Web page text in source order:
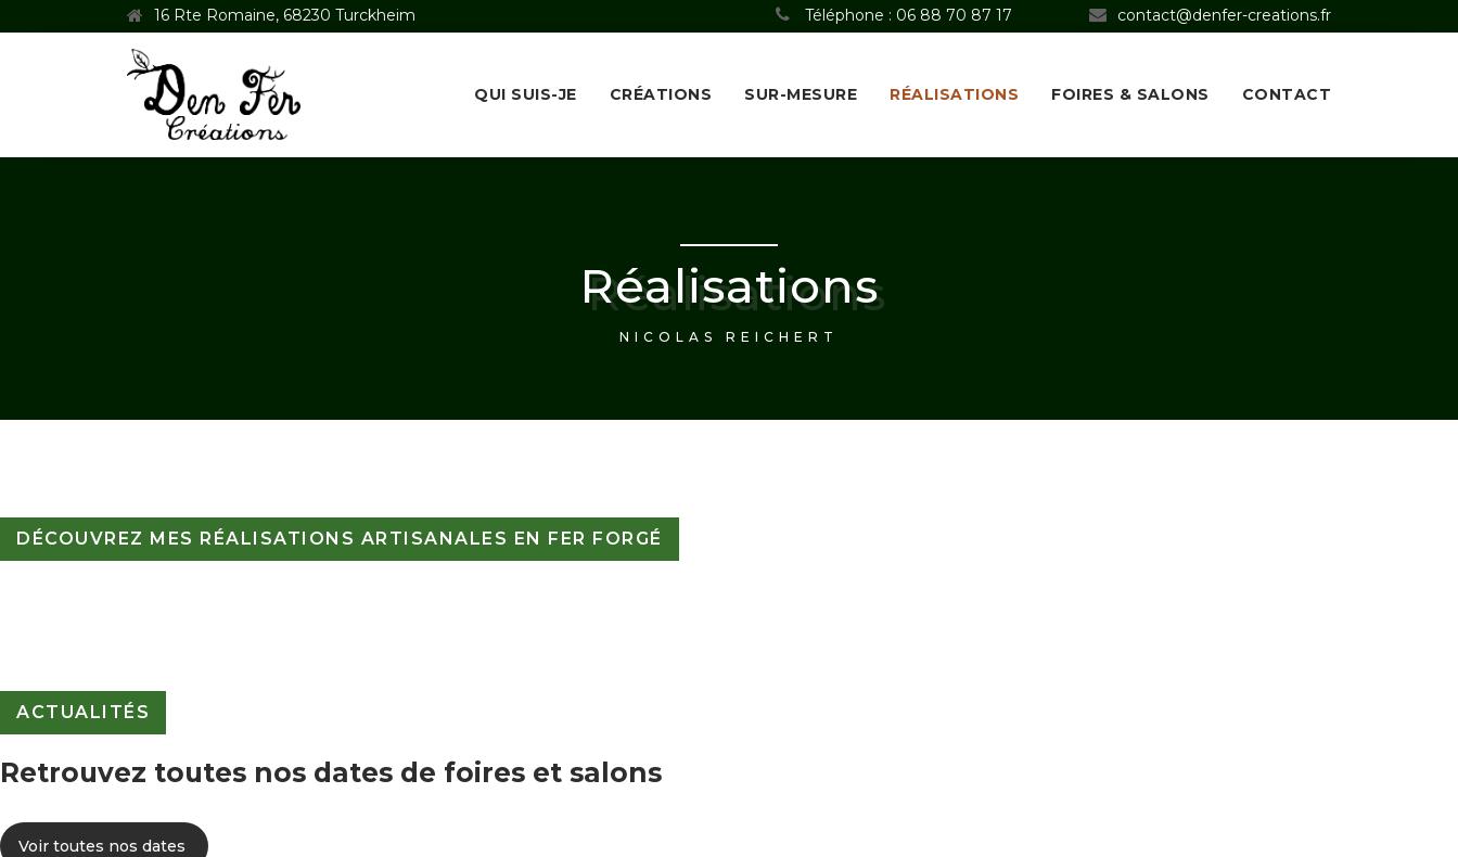
16 Rte Romaine, 68230 Turckheim Téléphone : 06 88 70 87 17 contact@denfer-creations.fr
QUI SUIS-JE CRÉATIONS SUR-MESURE RÉALISATIONS FOIRES & SALONS CONTACT
Réalisations
NICOLAS REICHERT
DÉCOUVREZ MES RÉALISATIONS ARTISANALES EN FER FORGÉ
ACTUALITÉS
Retrouvez toutes nos dates de foires et salons
Voir toutes nos dates